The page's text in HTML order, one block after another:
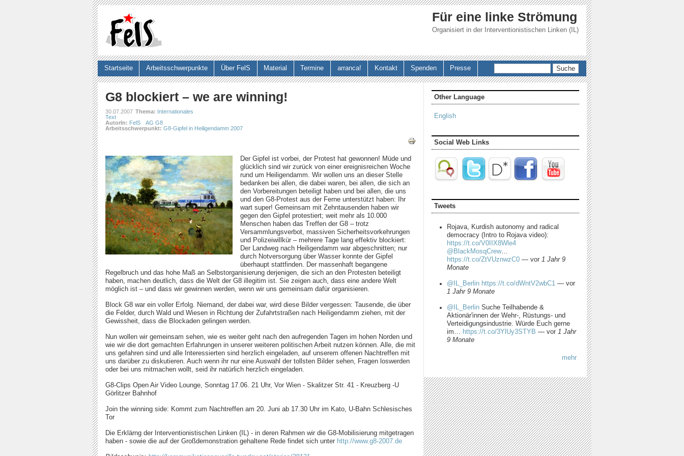
Jump to navigation
Für eine linke Strömung
Organisiert in der Interventionistischen Linken (IL)
G8 blockiert – we are winning!
30.07.2007 Thema: Internationales
Text
AutorIn: FelS
AG G8
Arbeitsschwerpunkt: G8-Gipfel in Heiligendamm 2007
Der Gipfel ist vorbei, der Protest hat gewonnen! Müde und
glücklich sind wir zurück von einer ereignisreichen Woche
rund um Heiligendamm. Wir wollen uns an dieser Stelle
bedanken bei allen, die dabei waren, bei allen, die sich an
den Vorbereitungen beteiligt haben und bei allen, die uns
und den G8-Protest aus der Ferne unterstützt haben: Ihr
wart super! Gemeinsam mit Zehntausenden haben wir
gegen den Gipfel protestiert; weit mehr als 10.000
Menschen haben das Treffen der G8 – trotz
Versammlungsverbot, massiven Sicherheitsvorkehrungen
und Polizeiwillkür – mehrere Tage lang effektiv blockiert:
Der Landweg nach Heiligendamm war abgeschnitten; nur
durch Notversorgung über Wasser konnte der Gipfel
überhaupt stattfinden. Der massenhaft begangene
Regelbruch und das hohe Maß an Selbstorganisierung derjenigen, die sich an den Protesten beteiligt
haben, machen deutlich, dass die Welt der G8 illegitim ist. Sie zeigen auch, dass eine andere Welt
möglich ist – und dass wir gewinnen werden, wenn wir uns gemeinsam dafür organisieren.
Block G8 war ein voller Erfolg. Niemand, der dabei war, wird diese Bilder vergessen: Tausende, die über
die Felder, durch Wald und Wiesen in Richtung der Zufahrtstraßen nach Heiligendamm ziehen, mit der
Gewissheit, dass die Blockaden gelingen werden.
Nun wollen wir gemeinsam sehen, wie es weiter geht nach den aufregenden Tagen im hohen Norden und
wie wir die dort gemachten Erfahrungen in unserer weiteren politischen Arbeit nutzen können. Alle, die mit
uns gefahren sind und alle Interessierten sind herzlich eingeladen, auf unserem offenen Nachtreffen mit
uns darüber zu diskutieren. Auch wenn ihr nur eine Auswahl der tollsten Bilder sehen, Fragen loswerden
oder bei uns mitmachen wollt, seid ihr natürlich herzlich eingeladen.
G8-Clips Open Air Video Lounge, Sonntag 17.06. 21 Uhr, Vor Wien - Skalitzer Str. 41 - Kreuzberg -U
Görlitzer Bahnhof
Join the winning side: Kommt zum Nachtreffen am 20. Juni ab 17.30 Uhr im Kato, U-Bahn Schlesisches
Tor
Die Erklärng der Interventionistischen Linken (IL) - in deren Rahmen wir die G8-Mobilisierung mitgetragen
haben - sowie die auf der Großdemonstration gehaltene Rede findet sich unter http://www.g8-2007.de
Startseite Arbeitsschwerpunkte Über FelS Material Termine arranca! Kontakt Spenden Presse
Suchformular
Other Language
English
Social Web Links
Tweets
Rojava, Kurdish autonomy and radical
democracy (Intro to Rojava video):
https://t.co/V0IIX8Wle4
@BlackMosqCrew…
https://t.co/ZtVUznwzC0 —vor1 Jahr 9
Monate
@IL_Berlin https://t.co/dWntV2wbC1 —vor
1 Jahr 9 Monate
@IL_Berlin Suche Teilhabende &
Aktionär'innen der Wehr-, Rüstungs- und
Verteidigungsindustrie. Würde Euch gerne
im… https://t.co/3YlUy3STYB —vor1 Jahr
9 Monate
mehr